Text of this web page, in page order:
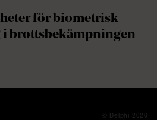
för biometrisk
brottsbekämpningen
© Delphi 2026